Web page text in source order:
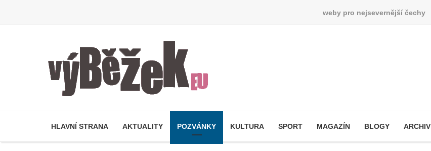
weby pro nejsevernější čechy
HLAVNÍ STRANA AKTUALITY POZVÁNKY KULTURA SPORT MAGAZÍN BLOGY ARCHIV